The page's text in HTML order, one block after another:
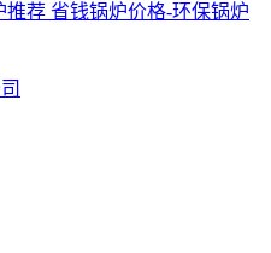
省钱锅炉价格-环保锅炉